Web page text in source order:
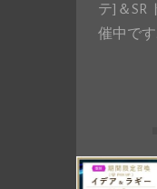
テ]＆SR
催中で